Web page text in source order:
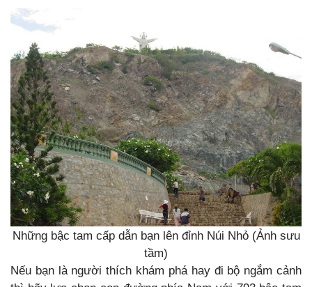
Những bậc tam cấp dẫn bạn lên đỉnh Núi Nhỏ (Ảnh sưu
tầm)
Nếu bạn là người thích khám phá hay đi bộ ngắm cảnh